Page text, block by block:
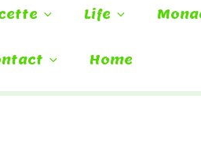
Life
Home